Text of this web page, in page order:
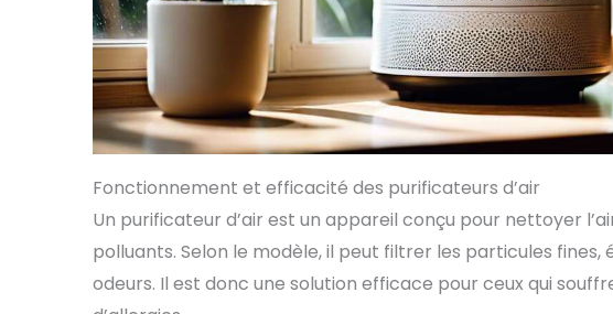
Fonctionnement et efficacité des purificateurs d’air
Un purificateur d’air est un appareil conçu pour nettoyer
polluants. Selon le modèle, il peut filtrer les particules
odeurs. Il est donc une solution efficace pour ceux qui